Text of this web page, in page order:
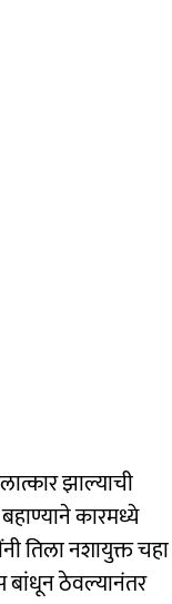
झाल्याची
कारमध्ये
तिला नशायुक्त चहा
बांधून ठेवल्यानंतर